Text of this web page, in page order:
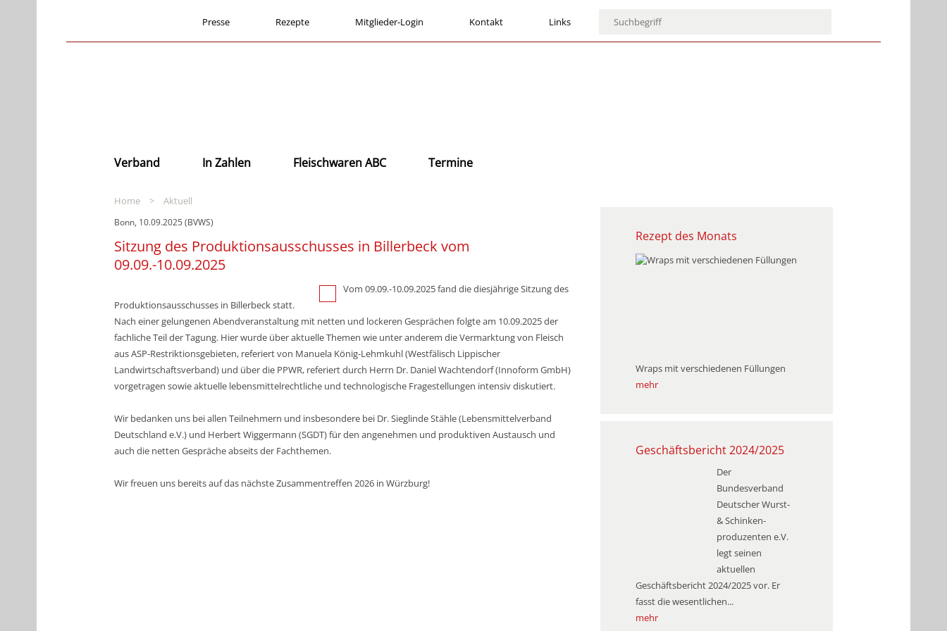
Links
Kontakt
Mitglieder-Login
Rezepte
Presse
Verband In Zahlen Fleischwaren ABC Termine
Home > Aktuell
Bonn, 10.09.2025 (BVWS)
Sitzung des Produktionsausschusses in Billerbeck vom
09.09.-10.09.2025
Vom 09.09.-10.09.2025 fand die diesjährige Sitzung des
Produktionsausschusses in Billerbeck statt.
Nach einer gelungenen Abendveranstaltung mit netten und lockeren Gesprächen folgte am 10.09.2025 der
fachliche Teil der Tagung. Hier wurde über aktuelle Themen wie unter anderem die Vermarktung von Fleisch
aus ASP-Restriktionsgebieten, referiert von Manuela König-Lehmkuhl (Westfälisch Lippischer
Landwirtschaftsverband) und über die PPWR, referiert durch Herrn Dr. Daniel Wachtendorf (Innoform GmbH)
vorgetragen sowie aktuelle lebensmittelrechtliche und technologische Fragestellungen intensiv diskutiert.
Wir bedanken uns bei allen Teilnehmern und insbesondere bei Dr. Sieglinde Stähle (Lebensmittelverband
Deutschland e.V.) und Herbert Wiggermann (SGDT) für den angenehmen und produktiven Austausch und
auch die netten Gespräche abseits der Fachthemen.
Wir freuen uns bereits auf das nächste Zusammentreffen 2026 in Würzburg!
Rezept des Monats
Wraps mit verschiedenen Füllungen
mehr
Geschäftsbericht 2024/2025
Der
Bundesverband
Deutscher Wurst-
& Schinken­
produzenten e.V.
legt seinen
aktuellen
Geschäftsbericht 2024/2025 vor. Er
fasst die wesentlichen...
mehr